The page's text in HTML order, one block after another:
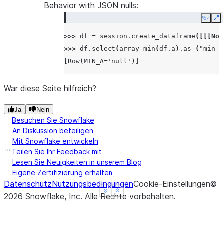
Show less
See more
Behavior with JSON nulls:
Copy
>>> df = session . create_dataframe ([[[
>>> df . select ( array_min (df . a ) . as_ (
[Row(MIN_A='null')]
Show less
See more
War diese Seite hilfreich?
Ja Nein
Besuchen Sie Snowflake
An Diskussion beteiligen
Mit Snowflake entwickeln
Teilen Sie Ihr Feedback mit
Lesen Sie Neuigkeiten in unserem Blog
Eigene Zertifizierung erhalten
DatenschutzNutzungsbedingungenCookie-Einstellungen©
2026 Snowflake, Inc. Alle Rechte vorbehalten.